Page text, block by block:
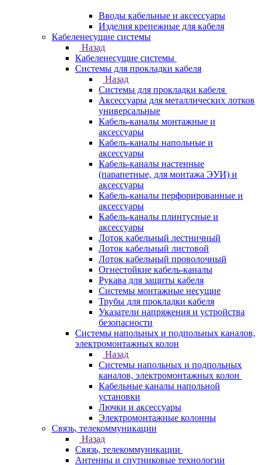
Вводы кабельные и аксессуары
Изделия крепежные для кабеля
Кабеленесущие системы
Назад
Кабеленесущие системы
Системы для прокладки кабеля
Назад
Системы для прокладки кабеля
Аксессуары для металлических лотков
универсальные
Кабель-каналы монтажные и
аксессуары
Кабель-каналы напольные и
аксессуары
Кабель-каналы настенные
(парапетные, для монтажа ЭУИ) и
аксессуары
Кабель-каналы перфорированные и
аксессуары
Кабель-каналы плинтусные и
аксессуары
Лоток кабельный лестничный
Лоток кабельный листовой
Лоток кабельный проволочный
Огнестойкие кабель-каналы
Рукава для защиты кабеля
Системы монтажные несущие
Трубы для прокладки кабеля
Указатели напряжения и устройства
безопасности
Системы напольных и подпольных каналов,
электромонтажных колон
Назад
Системы напольных и подпольных
каналов, электромонтажных колон
Кабельные каналы напольной
установки
Лючки и аксессуары
Электромонтажные колонны
Связь, телекоммуникации
Назад
Связь, телекоммуникации
Антенны и спутниковые технологии